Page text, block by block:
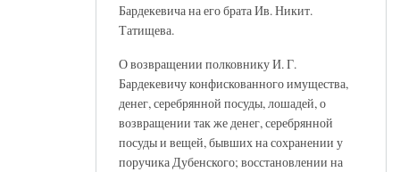
Бардекевича на его брата Ив. Никит.
Татищева.
О возвращении полковнику И. Г.
Бардекевичу конфискованного имущества,
денег, серебрянной посуды, лошадей, о
возвращении так же денег, серебрянной
посуды и вещей, бывших на сохранении у
поручика Дубенского; восстановлении на